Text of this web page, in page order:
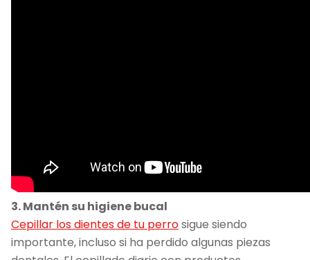
3. Mantén su higiene bucal
Cepillar los dientes de tu perrosigue siendo
importante, incluso si ha perdido algunas piezas